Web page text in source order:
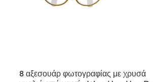
8 αξεσουάρ φωτογραφίας με χρυσά